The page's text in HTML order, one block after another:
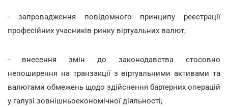
- запровадження повідомного принципу реєстрації
професійних учасників ринку віртуальних валют;
- внесення змін до законодавства стосовно
непоширення на транзакції з віртуальними активами та
валютами обмежень щодо здійснення бартерних операцій
у галузі зовнішньоекономічної діяльності;